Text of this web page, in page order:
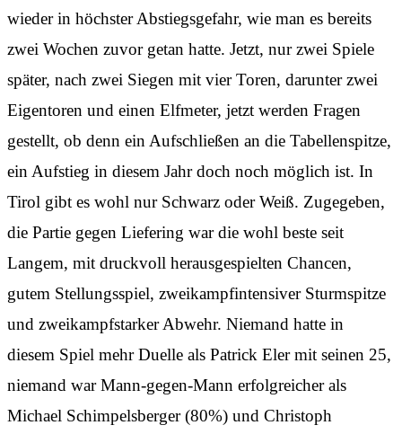
wieder in höchster Abstiegsgefahr, wie man es bereits
zwei Wochen zuvor getan hatte. Jetzt, nur zwei Spiele
später, nach zwei Siegen mit vier Toren, darunter zwei
Eigentoren und einen Elfmeter, jetzt werden Fragen
gestellt, ob denn ein Aufschließen an die Tabellenspitze,
ein Aufstieg in diesem Jahr doch noch möglich ist. In
Tirol gibt es wohl nur Schwarz oder Weiß. Zugegeben,
die Partie gegen Liefering war die wohl beste seit
Langem, mit druckvoll herausgespielten Chancen,
gutem Stellungsspiel, zweikampfintensiver Sturmspitze
und zweikampfstarker Abwehr. Niemand hatte in
diesem Spiel mehr Duelle als Patrick Eler mit seinen 25,
niemand war Mann-gegen-Mann erfolgreicher als
Michael Schimpelsberger (80%) und Christoph